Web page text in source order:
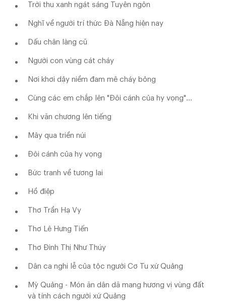
Trời thu xanh ngát sáng Tuyên ngôn
Nghĩ về người trí thức Đà Nẵng hiện nay
Dấu chân làng cũ
Người con vùng cát cháy
Nơi khơi dậy niềm đam mê cháy bỏng
Cùng các em chắp lên "Đôi cánh của hy vọng"...
Khi văn chương lên tiếng
Mây qua triền núi
Đôi cánh của hy vọng
Bức tranh về tương lai
Hồ điệp
Thơ Trần Hạ Vy
Thơ Lê Hưng Tiến
Thơ Đinh Thị Như Thúy
Dân ca nghi lễ của tộc người Cơ Tu xứ Quảng
Mỳ Quảng - Món ăn dân dã mang hương vị vùng đất
và tính cách người xứ Quảng